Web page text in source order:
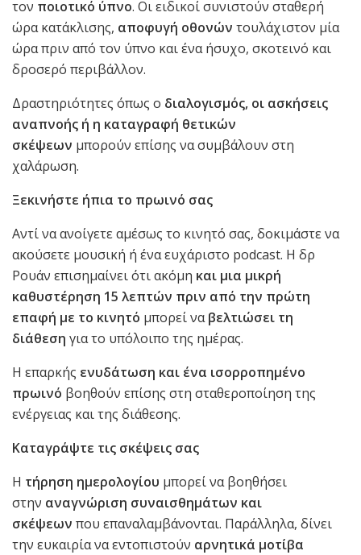
τον ποιοτικό ύπνο. Οι ειδικοί συνιστούν σταθερή
ώρα κατάκλισης, αποφυγή οθονών τουλάχιστον μία
ώρα πριν από τον ύπνο και ένα ήσυχο, σκοτεινό και
δροσερό περιβάλλον.
Δραστηριότητες όπως ο διαλογισμός, οι ασκήσεις
αναπνοής ή η καταγραφή θετικών
σκέψεων μπορούν επίσης να συμβάλουν στη
χαλάρωση.
Ξεκινήστε ήπια το πρωινό σας
Αντί να ανοίγετε αμέσως το κινητό σας, δοκιμάστε να
ακούσετε μουσική ή ένα ευχάριστο podcast. Η δρ
Ρουάν επισημαίνει ότι ακόμη και μια μικρή
καθυστέρηση 15 λεπτών πριν από την πρώτη
επαφή με το κινητό μπορεί ναβελτιώσει τη
διάθεση για το υπόλοιπο της ημέρας.
Η επαρκής ενυδάτωση και ένα ισορροπημένο
πρωινό βοηθούν επίσης στη σταθεροποίηση της
ενέργειας και της διάθεσης.
Καταγράψτε τις σκέψεις σας
Η τήρηση ημερολογίου μπορεί να βοηθήσει
στην αναγνώριση συναισθημάτων και
σκέψεων που επαναλαμβάνονται. Παράλληλα, δίνει
την ευκαιρία να εντοπιστούν αρνητικά μοτίβα